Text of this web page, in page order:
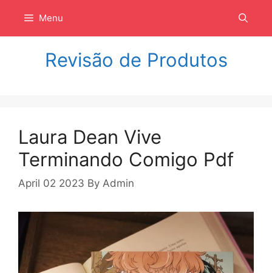
isi
Menu
Revisão de Produtos
Laura Dean Vive
Terminando Comigo Pdf
April 02 2023 By Admin